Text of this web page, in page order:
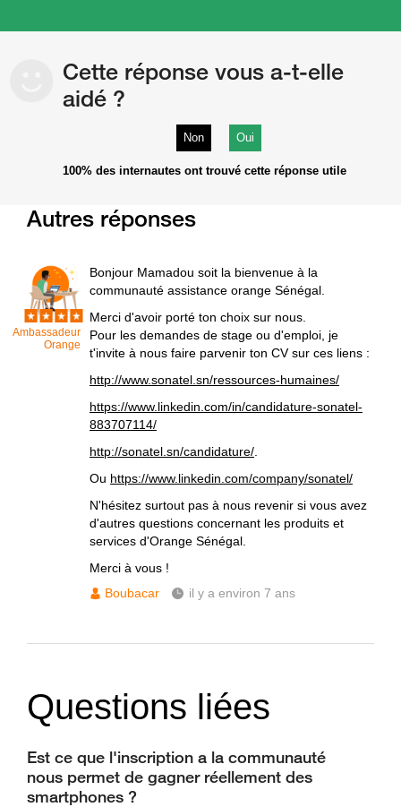
Cette réponse vous a-t-elle
aidé ?
Non Oui
100% des internautes ont trouvé cette réponse utile
Autres réponses
Ambassadeur
Orange
Bonjour Mamadou soit la bienvenue à la
communauté assistance orange Sénégal.
Merci d'avoir porté ton choix sur nous.
Pour les demandes de stage ou d'emploi, je
t'invite à nous faire parvenir ton CV sur ces liens :
http://www.sonatel.sn/ressources-humaines/
https://www.linkedin.com/in/candidature-sonatel-
883707114/
http://sonatel.sn/candidature/
Ou https://www.linkedin.com/company/sonatel/
N'hésitez surtout pas à nous revenir si vous avez
d'autres questions concernant les produits et
services d'Orange Sénégal.
Merci à vous !
Boubacar
il y a environ 7 ans
Questions liées
Est ce que l'inscription a la communauté
nous permet de gagner réellement des
smartphones ?